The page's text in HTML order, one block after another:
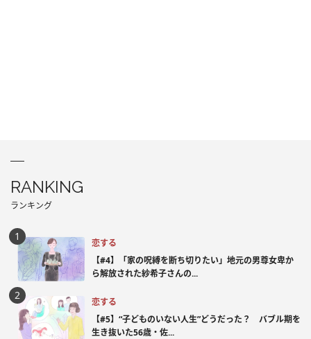
RANKING
ランキング
恋する
【#4】「家の呪縛を断ち切りたい」地元の男尊女卑か
ら解放された紗希子さんの...
恋する
【#5】“子どものいない人生”どうだった？ バブル期を
生き抜いた56歳・佐...